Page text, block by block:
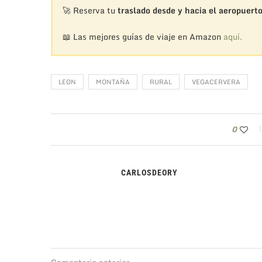
🚀 Reserva tu traslado desde y hacia el aeropuerto
📖 Las mejores guías de viaje en Amazon aquí.
LEON MONTAÑA RURAL VEGACERVERA
0
CARLOSDEORY